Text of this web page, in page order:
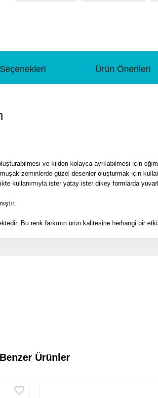
Ürün Önerileri
ve kilden kolayca ayrılabilmesi için
zeminlerde güzel desenler oluşturmak için
kullanımıyla ister yatay ister dikey formlarda
Bu renk farkının ürün kalitesine herhangi bir
Benzer Ürünler